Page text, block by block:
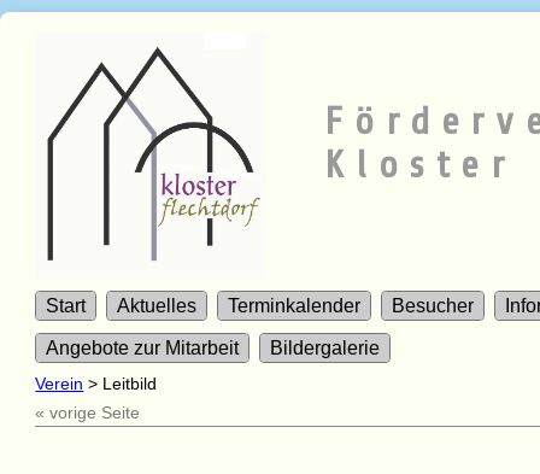
Kloster
Start Aktuelles Terminkalender Besucher
Angebote zur Mitarbeit Bildergalerie
Verein > Leitbild
« vorige Seite